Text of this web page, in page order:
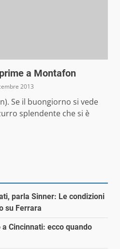
a Montafon
2013
Se il buongiorno si vede
splendente che si è
parla Sinner: Le condizioni
su Ferrara
Cincinnati: ecco quando